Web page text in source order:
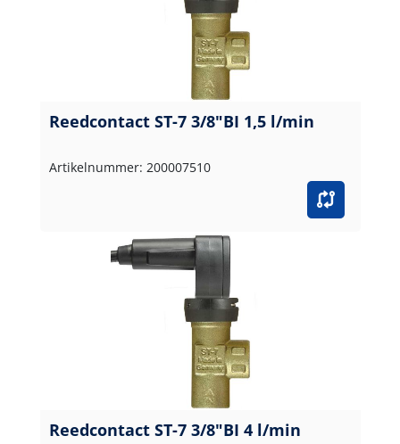
Reedcontact ST-7 3/8"BI 1,5 l/min
Artikelnummer: 200007510
Reedcontact ST-7 3/8"BI 4 l/min